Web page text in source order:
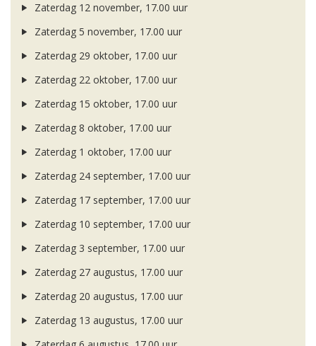
Zaterdag 12 november, 17.00 uur
Zaterdag 5 november, 17.00 uur
Zaterdag 29 oktober, 17.00 uur
Zaterdag 22 oktober, 17.00 uur
Zaterdag 15 oktober, 17.00 uur
Zaterdag 8 oktober, 17.00 uur
Zaterdag 1 oktober, 17.00 uur
Zaterdag 24 september, 17.00 uur
Zaterdag 17 september, 17.00 uur
Zaterdag 10 september, 17.00 uur
Zaterdag 3 september, 17.00 uur
Zaterdag 27 augustus, 17.00 uur
Zaterdag 20 augustus, 17.00 uur
Zaterdag 13 augustus, 17.00 uur